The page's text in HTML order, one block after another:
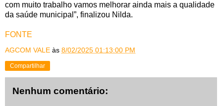
com muito trabalho vamos melhorar ainda mais a qualidade
da saúde municipal”, finalizou Nilda.
FONTE
AGCOM VALE às 8/02/2025 01:13:00 PM
Compartilhar
Nenhum comentário: